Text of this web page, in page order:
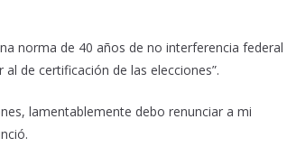
norma de 40 años de no interferencia federal
de certificación de las elecciones”.
lamentablemente debo renunciar a mi